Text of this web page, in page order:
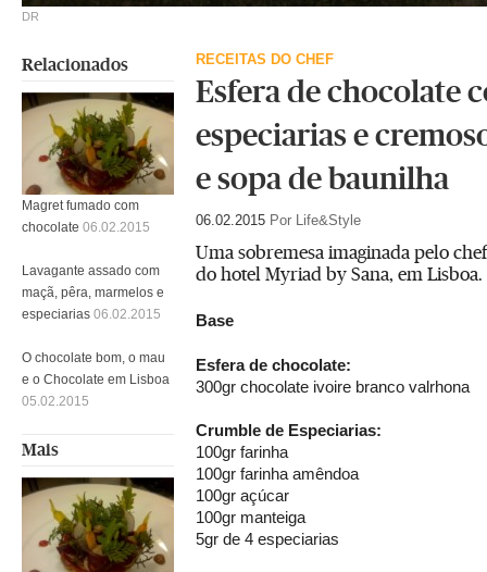
DR
RECEITAS DO CHEF
Esfera de chocolate
especiarias e
e sopa de baunilha
06.02.2015 Por Life&Style
Uma sobremesa imaginada pelo
do hotel Myriad by Sana, em Lisboa.
Base
Esfera de chocolate:
300gr chocolate ivoire branco valrhona
Crumble de Especiarias:
100gr farinha
100gr farinha amêndoa
100gr açúcar
100gr manteiga
5gr de 4 especiarias
Relacionados
Magret fumado com
chocolate 06.02.2015
Lavagante assado com
maçã, pêra, marmelos e
especiarias 06.02.2015
O chocolate bom, o mau
e o Chocolate em Lisboa
05.02.2015
Mais